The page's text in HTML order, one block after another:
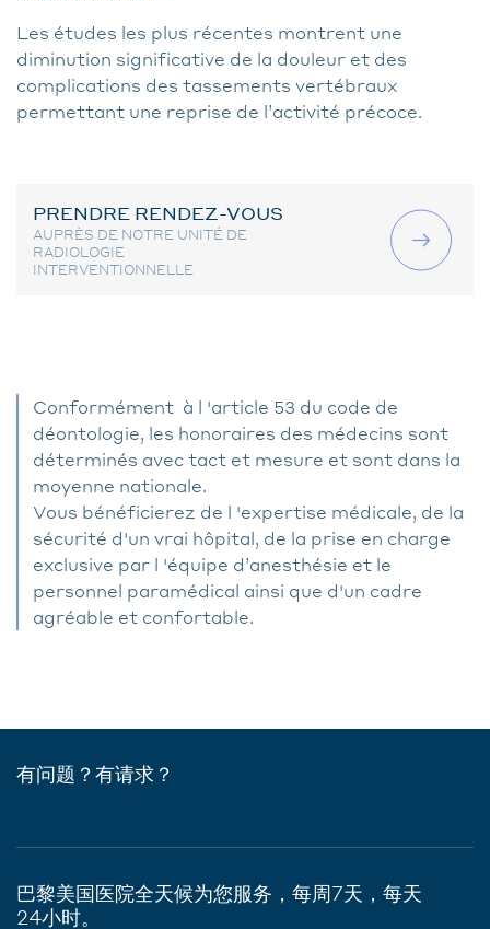
Les études les plus récentes montrent une
diminution significative de la douleur et des
complications des tassements vertébraux
permettant une reprise de l’activité précoce.
PRENDRE RENDEZ-VOUS
AUPRÈS DE NOTRE UNITÉ DE
RADIOLOGIE
INTERVENTIONNELLE
Conformément à l 'article 53 du code de
déontologie, les honoraires des médecins sont
déterminés avec tact et mesure et sont dans la
moyenne nationale.
Vous bénéficierez de l 'expertise médicale, de la
sécurité d'un vrai hôpital, de la prise en charge
exclusive par l 'équipe d’anesthésie et le
personnel paramédical ainsi que d'un cadre
agréable et confortable.
有问题？有请求？
巴黎美国医院全天候为您服务，每周7天，每天
24小时。